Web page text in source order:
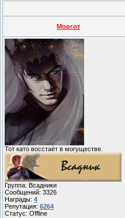
Моргот
Тот като восстаёт в могуществе.
Группа: Всадники
Сообщений: 3326
Награды: 4
Репутация: 6264
Статус: Offline